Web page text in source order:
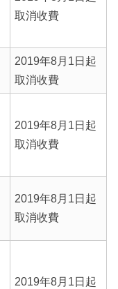
取消收費
2019年8月1日起
取消收費
2019年8月1日起
取消收費
2019年8月1日起
取消收費
2019年8月1日起